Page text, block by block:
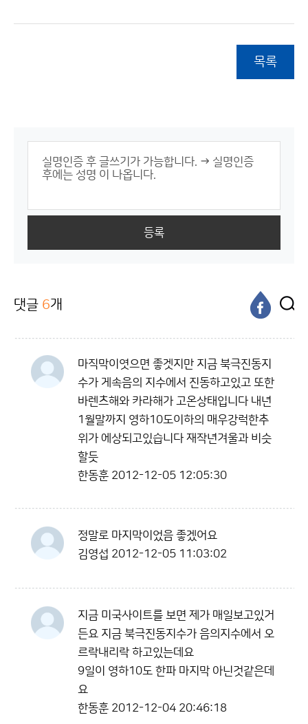
목록
등록
댓글 6개
마직막이엿으면 좋겟지만 지금 북극진동지
수가 게속음의 지수에서 진동하고있고 또한
바렌츠해와 카라해가 고온상태입니다 내년
1월말까지 영하10도이하의 매우강럭한추
위가 에상되고있습니다 재작년겨울과 비슷
할듯
한동훈 2012-12-05 12:05:30
정말로 마지막이었음 좋겠어요
김영섭 2012-12-05 11:03:02
지금 미국사이트를 보면 제가 매일보고있거
든요 지금 북극진동지수가 음의지수에서 오
르락내리락 하고있는데요
9일이 영하10도 한파 마지막 아닌것같은데
요
한동훈 2012-12-04 20:46:18